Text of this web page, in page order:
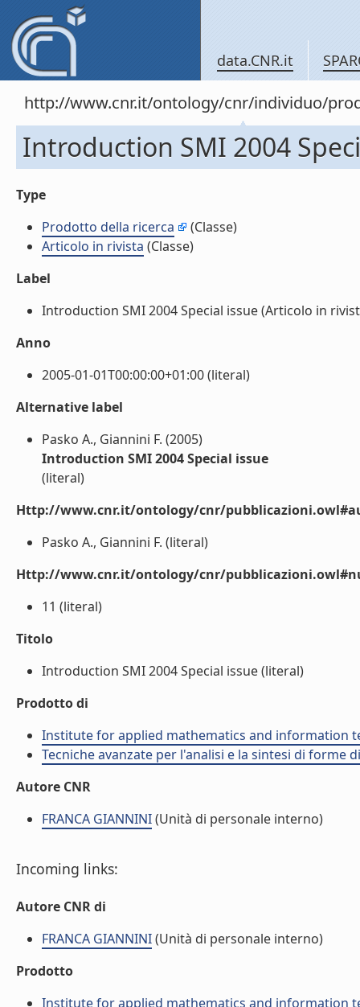
data.CNR.it
http://www.cnr.it/ontology/cnr/individuo/
Introduction SMI 2004
Type
Prodotto della ricerca
(Classe)
Articolo in rivista (Classe)
Label
Introduction SMI 2004 Special issue (Articolo in
Anno
2005-01-01T00:00:00+01:00 (literal)
Alternative label
Pasko A., Giannini F. (2005)
Introduction SMI 2004 Special issue
(literal)
Http://www.cnr.it/ontology/cnr/
Pasko A., Giannini F. (literal)
Http://www.cnr.it/ontology/cnr/
11 (literal)
Titolo
Introduction SMI 2004 Special issue (literal)
Prodotto di
Institute for applied mathematics and information
Tecniche avanzate per l'analisi e la sintesi di forme
Autore CNR
FRANCA GIANNINI(Unità di personale interno)
Incoming links:
Autore CNR di
FRANCA GIANNINI(Unità di personale interno)
Prodotto
Institute for applied mathematics and information